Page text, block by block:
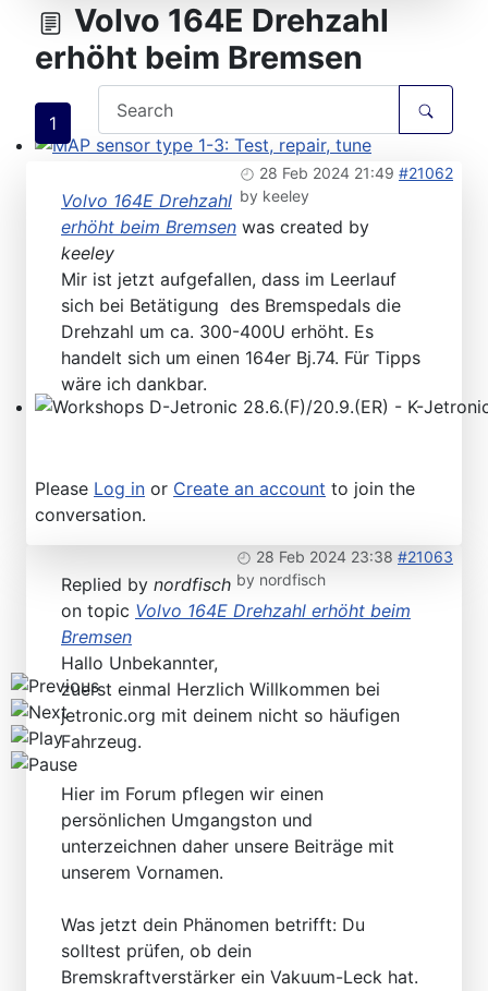
MAP sensor type 1-3: Test, repair, tune
Volvo 164E Drehzahl
erhöht beim Bremsen
1
28 Feb 2024 21:49 #21062
by keeley
Volvo 164E Drehzahl
erhöht beim Bremsen was created by
keeley
Mir ist jetzt aufgefallen, dass im Leerlauf
sich bei Betätigung des Bremspedals die
Drehzahl um ca. 300-400U erhöht. Es
handelt sich um einen 164er Bj.74. Für Tipps
wäre ich dankbar.
Please Log in or Create an account to join the
conversation.
28 Feb 2024 23:38 #21063
by nordfisch
Replied by nordfisch
on topic Volvo 164E Drehzahl erhöht beim
Bremsen
Hallo Unbekannter,
zuerst einmal Herzlich Willkommen bei
jetronic.org mit deinem nicht so häufigen
Fahrzeug.
Hier im Forum pflegen wir einen
persönlichen Umgangston und
unterzeichnen daher unsere Beiträge mit
unserem Vornamen.
Was jetzt dein Phänomen betrifft: Du
solltest prüfen, ob dein
Bremskraftverstärker ein Vakuum-Leck hat.